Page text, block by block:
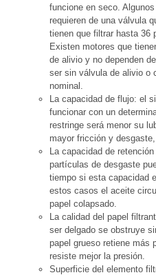
funcione en seco.
requieren de una válvula
tienen que filtrar hasta 36
Existen motores que
de alivio y no dependen
ser sin válvula de alivio o
nominal.
La capacidad de flujo: el
funcionar con un
restringe será menor su
mayor fricción y
La capacidad de
partículas de desgaste
tiempo si esta capacidad
estos casos el aceite
papel colapsado.
La calidad del papel
ser delgado se obstruye
papel grueso retiene más
resiste mejor la presión.
Superficie del elemento